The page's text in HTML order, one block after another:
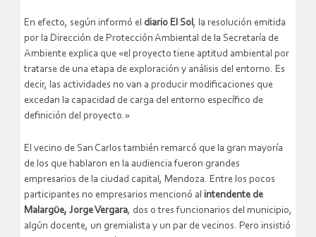
En efecto, según informó el diario El Sol, la resolución emitida
por la Dirección de Protección Ambiental de la Secretaría de
Ambiente explica que «el proyecto tiene aptitud ambiental por
tratarse de una etapa de exploración y análisis del entorno. Es
decir, las actividades no van a producir modificaciones que
excedan la capacidad de carga del entorno específico de
definición del proyecto.»
El vecino de San Carlos también remarcó que la gran mayoría
de los que hablaron en la audiencia fueron grandes
empresarios de la ciudad capital, Mendoza. Entre los pocos
participantes no empresarios mencionó al intendente de
Malargüe, Jorge Vergara, dos o tres funcionarios del municipio,
algún docente, un gremialista y un par de vecinos. Pero insistió